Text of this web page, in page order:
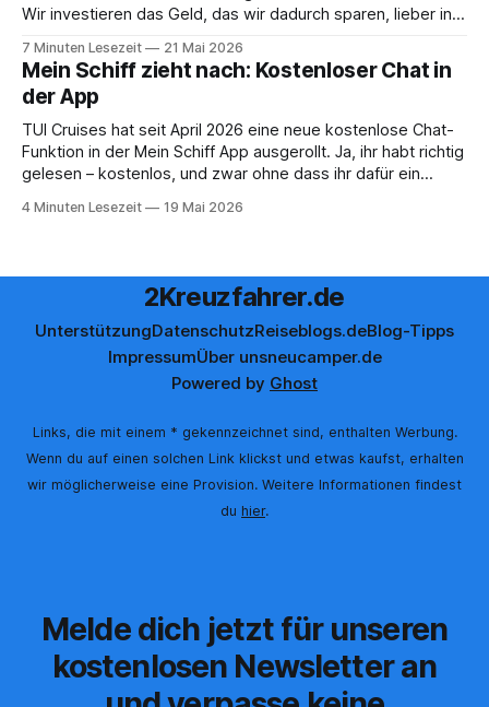
Wir investieren das Geld, das wir dadurch sparen, lieber in
Cocktail an der Bar. Auch auf einer unserer letzten Reisen
7 Minuten Lesezeit 21 Mai 2026
Mein Schiff zieht nach: Kostenloser Chat in
der App
TUI Cruises hat seit April 2026 eine neue kostenlose Chat-
Funktion in der Mein Schiff App ausgerollt. Ja, ihr habt richtig
gelesen – kostenlos, und zwar ohne dass ihr dafür ein
bisschen kritisch, wenn neue App-Features angekündigt
4 Minuten Lesezeit 19 Mai 2026
2Kreuzfahrer.de
UnterstützungDatenschutzReiseblogs.deBlog-Tipps
ImpressumÜber unsneucamper.de
Powered by Ghost
Links, die mit einem * gekennzeichnet sind, enthalten Werbung.
Wenn du auf einen solchen Link klickst und etwas kaufst, erhalten
wir möglicherweise eine Provision. Weitere Informationen findest
du hier.
Melde dich jetzt für unseren
kostenlosen Newsletter an